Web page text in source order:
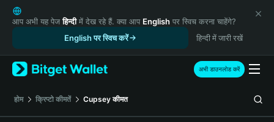
English
日本語
Русский
Español (Latinoamérica)
Türkçe
Italiano
आप अभी यह पेजहिन्दीमें देख रहे हैं. क्या आप English पर स्विच करना चाहेंगे?
English पर स्विच करें
हिन्दी में जारी रखें
अभी डाउनलोड करें
होम क्रिप्टो कीमतें Cupsey कीमत